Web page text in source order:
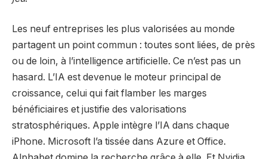
Les neuf entreprises les plus valorisées au monde
partagent un point commun : toutes sont liées, de près
ou de loin, à l’intelligence artificielle. Ce n’est pas un
hasard. L’IA est devenue le moteur principal de
croissance, celui qui fait flamber les marges
bénéficiaires et justifie des valorisations
stratosphériques. Apple intègre l’IA dans chaque
iPhone. Microsoft l’a tissée dans Azure et Office.